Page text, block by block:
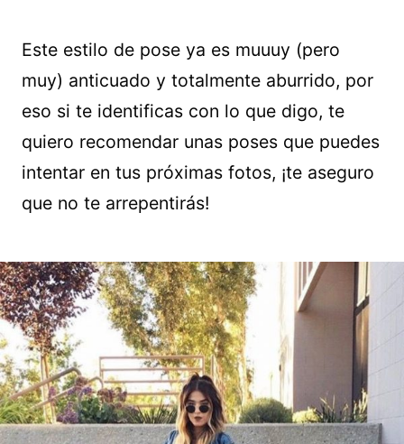
Este estilo de pose ya es muuuy (pero
muy) anticuado y totalmente aburrido, por
eso si te identificas con lo que digo, te
quiero recomendar unas poses que puedes
intentar en tus próximas fotos, ¡te aseguro
que no te arrepentirás!